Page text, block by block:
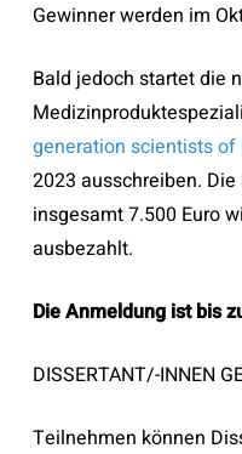
Gewinner werden im
Bald jedoch startet die
generation scientists of
2023 ausschreiben.
insgesamt 7.500 Euro
ausbezahlt.
Die Anmeldung ist bis
DISSERTANT/-INNEN
Teilnehmen können